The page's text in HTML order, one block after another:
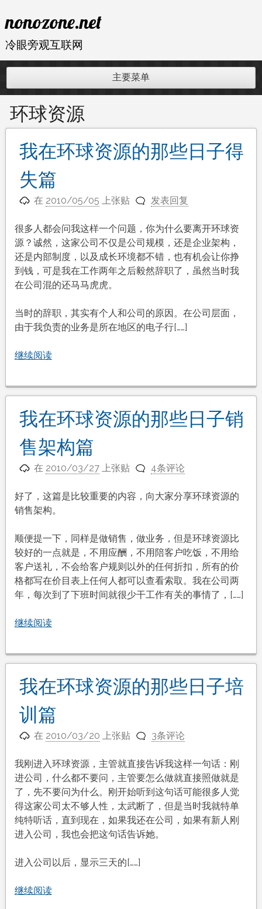
至
内
nonozone.net
冷眼旁观互联网
主要菜单
环球资源
我在环球资源的那些日子得
失篇
在 2010/05/05 上张贴 发表回复
很多人都会问我这样一个问题，你为什么要离开环球资
源？诚然，这家公司不仅是公司规模，还是企业架构，
还是内部制度，以及成长环境都不错，也有机会让你挣
到钱，可是我在工作两年之后毅然辞职了，虽然当时我
在公司混的还马马虎虎。
当时的辞职，其实有个人和公司的原因。在公司层面，
由于我负责的业务是所在地区的电子行[……]
继续阅读
我在环球资源的那些日子销
售架构篇
在 2010/03/27 上张贴 4条评论
好了，这篇是比较重要的内容，向大家分享环球资源的
销售架构。
顺便提一下，同样是做销售，做业务，但是环球资源比
较好的一点就是，不用应酬，不用陪客户吃饭，不用给
客户送礼，不会给客户规则以外的任何折扣，所有的价
格都写在价目表上任何人都可以查看索取。我在公司两
年，每次到了下班时间就很少干工作有关的事情了，[……]
继续阅读
我在环球资源的那些日子培
训篇
在 2010/03/20 上张贴 3条评论
我刚进入环球资源，主管就直接告诉我这样一句话：刚
进公司，什么都不要问，主管要怎么做就直接照做就是
了，先不要问为什么。刚开始听到这句话可能很多人觉
得这家公司太不够人性，太武断了，但是当时我就特单
纯特听话，直到现在，如果我还在公司，如果有新人刚
进入公司，我也会把这句话告诉她。
进入公司以后，显示三天的[……]
继续阅读